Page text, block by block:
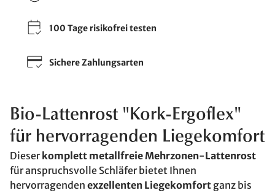
100 Tage risikofrei testen
Sichere Zahlungsarten
Bio-Lattenrost "Kork-Ergoflex"
für hervorragenden Liegekomfort
Dieser komplett metallfreie Mehrzonen-Lattenrost
für anspruchsvolle Schläfer bietet Ihnen
hervorragenden exzellenten Liegekomfort ganz bis